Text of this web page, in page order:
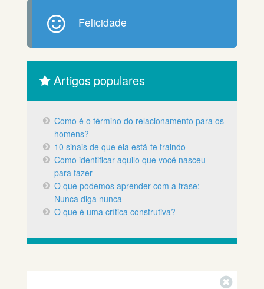
Felicidade
Artigos populares
Como é o término do relacionamento para os
homens?
10 sinais de que ela está-te traindo
Como identificar aquilo que você nasceu
para fazer
O que podemos aprender com a frase:
Nunca diga nunca
O que é uma crítica construtiva?